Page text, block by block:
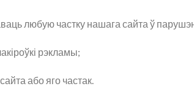
любую частку нашага сайта ў
рэкламы;
або яго частак.